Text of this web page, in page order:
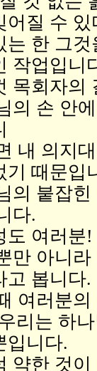
어질 수
는 한 그
작업입니
목회자의
의 손 안
내 의지
기 때문입
의 붙잡
다.
도 여러분!
만 아니
고 봅니다
여러분
리는 하
입니다.
약한 것이